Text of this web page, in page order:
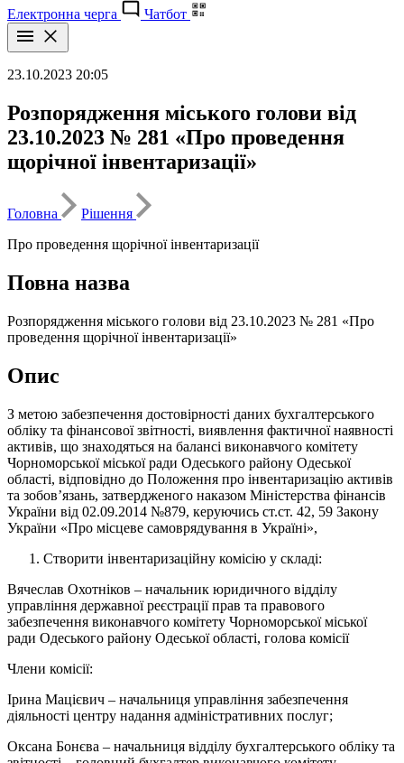
Електронна черга
Чатбот
23.10.2023 20:05
Розпорядження міського голови від
23.10.2023 № 281 «Про проведення
щорічної інвентаризації»
Головна
Рішення
Про проведення щорічної інвентаризації
Повна назва
Розпорядження міського голови від 23.10.2023 № 281 «Про
проведення щорічної інвентаризації»
Опис
З метою забезпечення достовірності даних бухгалтерського
обліку та фінансової звітності, виявлення фактичної наявності
активів, що знаходяться на балансі виконавчого комітету
Чорноморської міської ради Одеського району Одеської
області, відповідно до Положення про інвентаризацію активів
та зобов’язань, затвердженого наказом Міністерства фінансів
України від 02.09.2014 №879, керуючись ст.ст. 42, 59 Закону
України «Про місцеве самоврядування в Україні»,
Створити інвентаризаційну комісію у складі:
Вячеслав Охотніков – начальник юридичного відділу
управління державної реєстрації прав та правового
забезпечення виконавчого комітету Чорноморської міської
ради Одеського району Одеської області, голова комісії
Члени комісії:
Ірина Мацієвич – начальниця управління забезпечення
діяльності центру надання адміністративних послуг;
Оксана Бонєва – начальниця відділу бухгалтерського обліку та